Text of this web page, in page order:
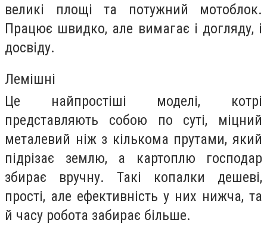
великі площі та потужний мотоблок.
Працює швидко, але вимагає і догляду, і
досвіду.
Лемішні
Це найпростіші моделі, котрі
представляють собою по суті, міцний
металевий ніж з кількома прутами, який
підрізає землю, а картоплю господар
збирає вручну. Такі копалки дешеві,
прості, але ефективність у них нижча, та
й часу робота забирає більше.